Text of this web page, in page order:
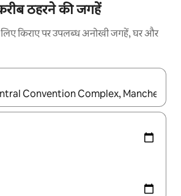
ठहरने की जगहें
किराए पर उपलब्ध अनोखी जगहें, घर और
पर, अप और डाउन 'ऐरो की' का इस्तेमाल करके नेविगेट